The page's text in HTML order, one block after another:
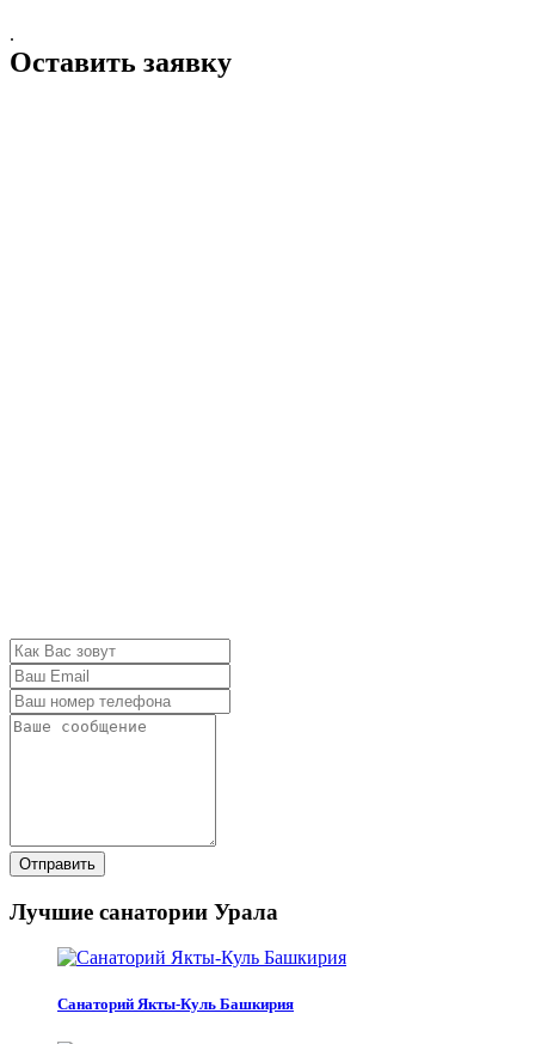
.
Оставить заявку
Отправить
Лучшие санатории Урала
Санаторий Якты-Куль Башкирия